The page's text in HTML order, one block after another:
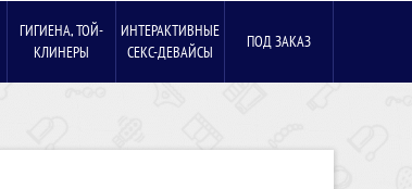
ГИГИЕНА, ТОЙ-
КЛИНЕРЫ
ИНТЕРАКТИВНЫЕ
СЕКС-ДЕВАЙСЫ
ПОД ЗАКАЗ